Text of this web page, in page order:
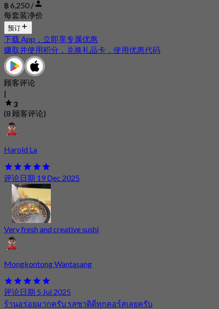
฿ 6,250 /
每套装净价
预订
下载 App，立即享专属优惠
赚取并使用积分，兑换礼品卡，使用优惠代码
顾客评论
|
3
(8 顾客评论)
Harold La
评论日期 19 Dec 2025
Very fresh and creative sushi
Mongkontong Wantasang
评论日期 5 Jul 2025
ร้านอร่อยมากครับ รสชาติดีทุกคอร์สเลยครับ